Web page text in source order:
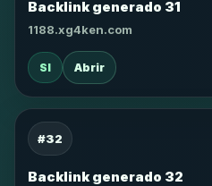
Backlink generado 31
1188.xg4ken.com
SI Abrir
#32
Backlink generado 32